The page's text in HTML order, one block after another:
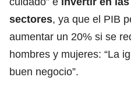
sectores, ya que el PIB
aumentar un 20% si se
hombres y mujeres: “La
buen negocio”.